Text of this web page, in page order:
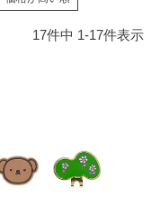
17件中 1-17件表示